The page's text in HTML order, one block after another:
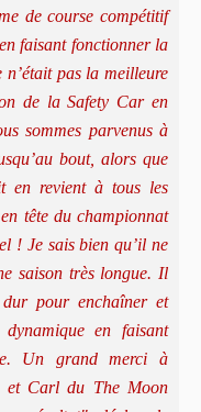
de course compétitif
faisant fonctionner la
n’était pas la meilleure
de la Safety Car en
sommes parvenus à
bout, alors que
en revient à tous les
tête du championnat
! Je sais bien qu’il ne
saison très longue. Il
pour enchaîner et
en faisant
Un grand merci à
et Carl du The Moon